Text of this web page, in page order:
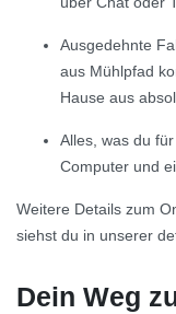
Ausgedehnte
aus Mühlpfad
Hause aus
Alles, was du
Computer und
Weitere Details zum
siehst du in unserer
Dein Weg